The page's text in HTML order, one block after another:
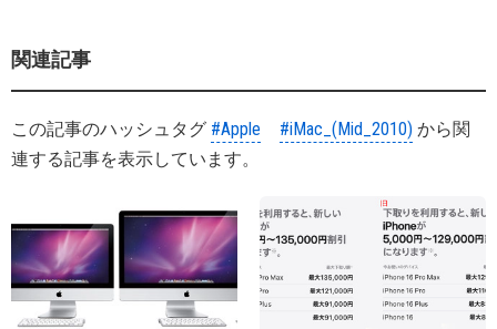
関連記事
この記事のハッシュタグ #Apple #iMac_(Mid_2010) から関
連する記事を表示しています。